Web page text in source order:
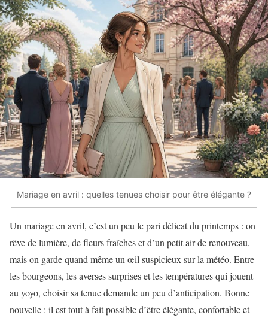
Mariage en avril : quelles tenues choisir pour être élégante ?
Un mariage en avril, c’est un peu le pari délicat du printemps : on
rêve de lumière, de fleurs fraîches et d’un petit air de renouveau,
mais on garde quand même un œil suspicieux sur la météo. Entre
les bourgeons, les averses surprises et les températures qui jouent
au yoyo, choisir sa tenue demande un peu d’anticipation. Bonne
nouvelle : il est tout à fait possible d’être élégante, confortable et